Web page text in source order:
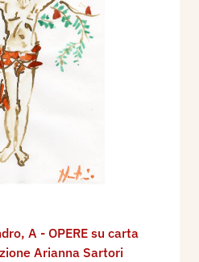
, A - OPERE su carta
Arianna Sartori